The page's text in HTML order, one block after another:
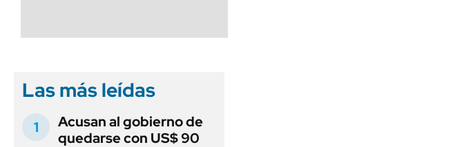
Las más leídas
Acusan al gobierno de
quedarse con US$ 90